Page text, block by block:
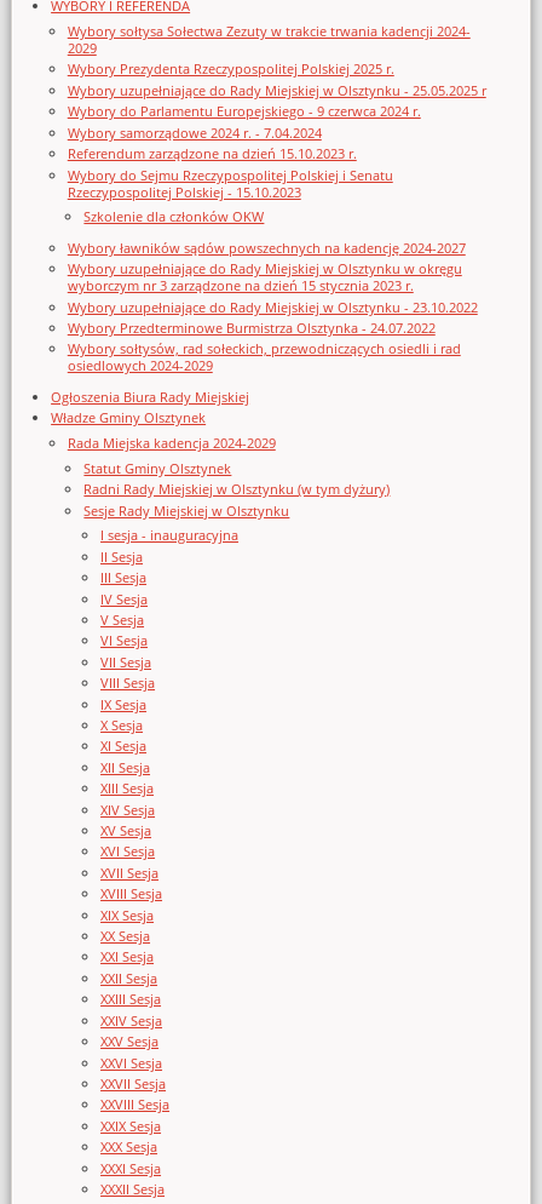
WYBORY I REFERENDA
Wybory sołtysa Sołectwa Zezuty w trakcie trwania kadencji 2024-
2029
Wybory Prezydenta Rzeczypospolitej Polskiej 2025 r.
Wybory uzupełniające do Rady Miejskiej w Olsztynku - 25.05.2025 r
Wybory do Parlamentu Europejskiego - 9 czerwca 2024 r.
Wybory samorządowe 2024 r. - 7.04.2024
Referendum zarządzone na dzień 15.10.2023 r.
Wybory do Sejmu Rzeczypospolitej Polskiej i Senatu
Rzeczypospolitej Polskiej - 15.10.2023
Szkolenie dla członków OKW
Wybory ławników sądów powszechnych na kadencję 2024-2027
Wybory uzupełniające do Rady Miejskiej w Olsztynku w okręgu
wyborczym nr 3 zarządzone na dzień 15 stycznia 2023 r.
Wybory uzupełniające do Rady Miejskiej w Olsztynku - 23.10.2022
Wybory Przedterminowe Burmistrza Olsztynka - 24.07.2022
Wybory sołtysów, rad sołeckich, przewodniczących osiedli i rad
osiedlowych 2024-2029
Ogłoszenia Biura Rady Miejskiej
Władze Gminy Olsztynek
Rada Miejska kadencja 2024-2029
Statut Gminy Olsztynek
Radni Rady Miejskiej w Olsztynku (w tym dyżury)
Sesje Rady Miejskiej w Olsztynku
I sesja - inauguracyjna
II Sesja
III Sesja
IV Sesja
V Sesja
VI Sesja
VII Sesja
VIII Sesja
IX Sesja
X Sesja
XI Sesja
XII Sesja
XIII Sesja
XIV Sesja
XV Sesja
XVI Sesja
XVII Sesja
XVIII Sesja
XIX Sesja
XX Sesja
XXI Sesja
XXII Sesja
XXIII Sesja
XXIV Sesja
XXV Sesja
XXVI Sesja
XXVII Sesja
XXVIII Sesja
XXIX Sesja
XXX Sesja
XXXI Sesja
XXXII Sesja